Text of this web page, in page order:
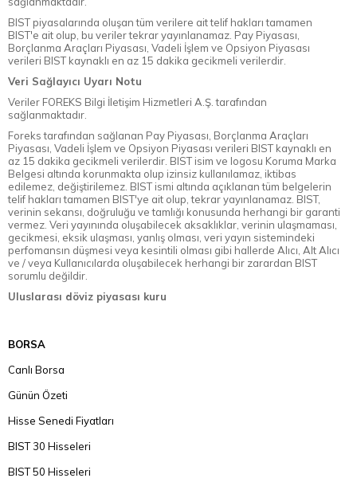
BIST piyasalarında oluşan tüm verilere ait telif hakları tamamen
BIST'e ait olup, bu veriler tekrar yayınlanamaz. Pay Piyasası,
Borçlanma Araçları Piyasası, Vadeli İşlem ve Opsiyon Piyasası
verileri BIST kaynaklı en az 15 dakika gecikmeli verilerdir.
Veri Sağlayıcı Uyarı Notu
Veriler FOREKS Bilgi İletişim Hizmetleri A.Ş. tarafından
sağlanmaktadır.
Foreks tarafından sağlanan Pay Piyasası, Borçlanma Araçları
Piyasası, Vadeli İşlem ve Opsiyon Piyasası verileri BIST kaynaklı en
az 15 dakika gecikmeli verilerdir. BIST isim ve logosu Koruma Marka
Belgesi altında korunmakta olup izinsiz kullanılamaz, iktibas
edilemez, değiştirilemez. BIST ismi altında açıklanan tüm belgelerin
telif hakları tamamen BIST'ye ait olup, tekrar yayınlanamaz. BIST,
verinin sekansı, doğruluğu ve tamlığı konusunda herhangi bir garanti
vermez. Veri yayınında oluşabilecek aksaklıklar, verinin ulaşmaması,
gecikmesi, eksik ulaşması, yanlış olması, veri yayın sistemindeki
perfomansın düşmesi veya kesintili olması gibi hallerde Alıcı, Alt Alıcı
ve / veya Kullanıcılarda oluşabilecek herhangi bir zarardan BIST
sorumlu değildir.
Uluslarası döviz piyasası kuru
BORSA
Canlı Borsa
Günün Özeti
Hisse Senedi Fiyatları
BIST 30 Hisseleri
BIST 50 Hisseleri